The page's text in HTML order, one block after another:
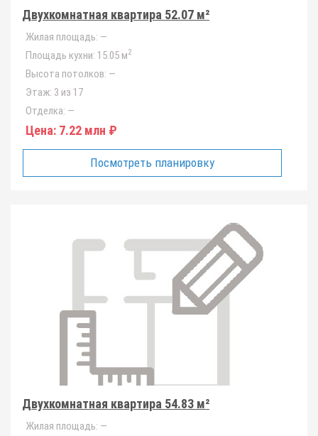
Двухкомнатная квартира 52.07 м²
Жилая площадь: —
Площадь кухни: 15.05 м2
Высота потолков: —
Этаж: 3 из 17
Отделка: —
Цена: 7.22 млн ₽
Посмотреть планировку
Двухкомнатная квартира 54.83 м²
Жилая площадь: —